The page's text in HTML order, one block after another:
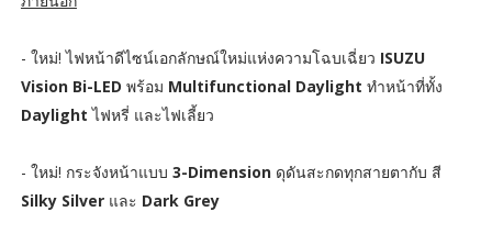
- ใหม่! ไฟหน้าดีไซน์เอกลักษณ์ใหม่แห่งความโฉบเฉี่ยว ISUZU
Vision Bi-LED พร้อม Multifunctional Daylight ทำหน้าที่ทั้ง
Daylight ไฟหรี่ และไฟเลี้ยว
- ใหม่! กระจังหน้าแบบ 3-Dimensionดุดันสะกดทุกสายตากับ สี
Silky Silver และ Dark Grey